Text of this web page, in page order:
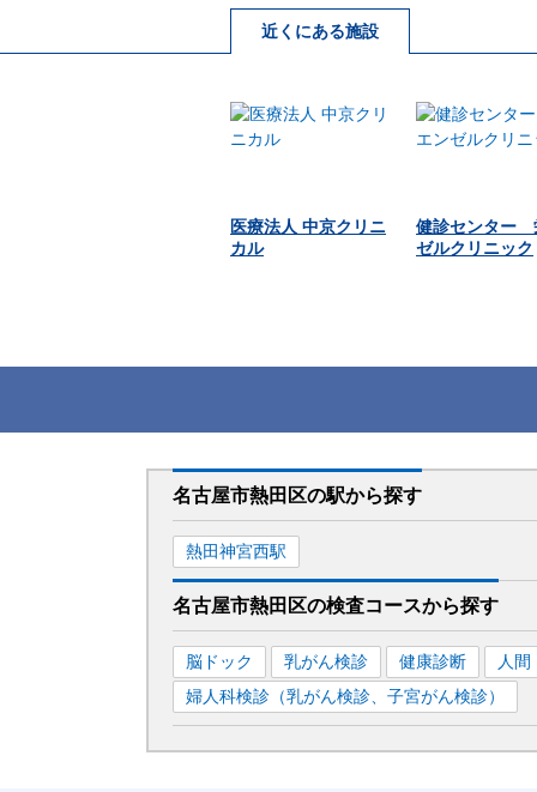
近くにある施設
医療法人 中京クリニ
カル
健診センター
ゼルクリニック
名古屋市熱田区の駅から探す
熱田神宮西駅
名古屋市熱田区の検査コースから探す
脳ドック 乳がん検診 健康診断
人間
婦人科検診（乳がん検診、子宮がん検診）